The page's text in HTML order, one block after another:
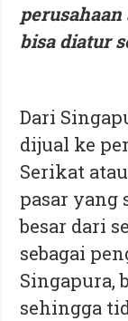
bisa diatur
Dari
dijual ke
Serikat
pasar yang
besar dari
sebagai
Singapura,
sehingga